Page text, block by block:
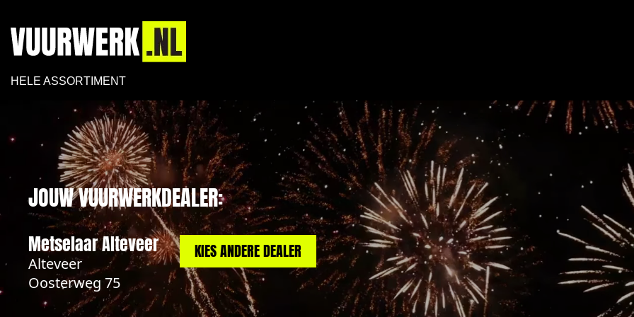
HELE ASSORTIMENT
JOUW VUURWERKDEALER:
Metselaar Alteveer
Alteveer
Oosterweg 75
KIES ANDERE DEALER